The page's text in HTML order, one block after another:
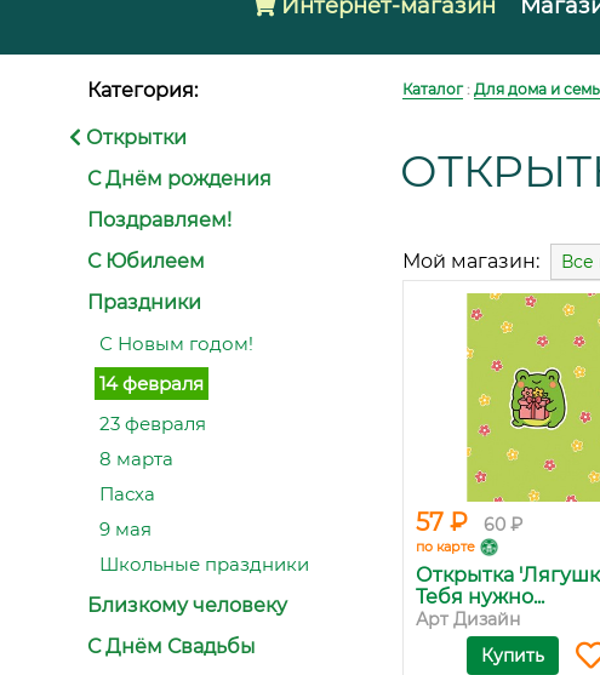
Интернет-магазин
Категория:
Открытки
С Днём рождения
Поздравляем!
С Юбилеем
Праздники
С Новым годом!
14 февраля
23 февраля
8 марта
Пасха
9 мая
Школьные праздники
Близкому человеку
С Днём Свадьбы
Каталог: Для дома и
Мой магазин: Все
57 ₽ 60 ₽
по карте
Открытка
Тебя нужно...
Арт Дизайн
Купить